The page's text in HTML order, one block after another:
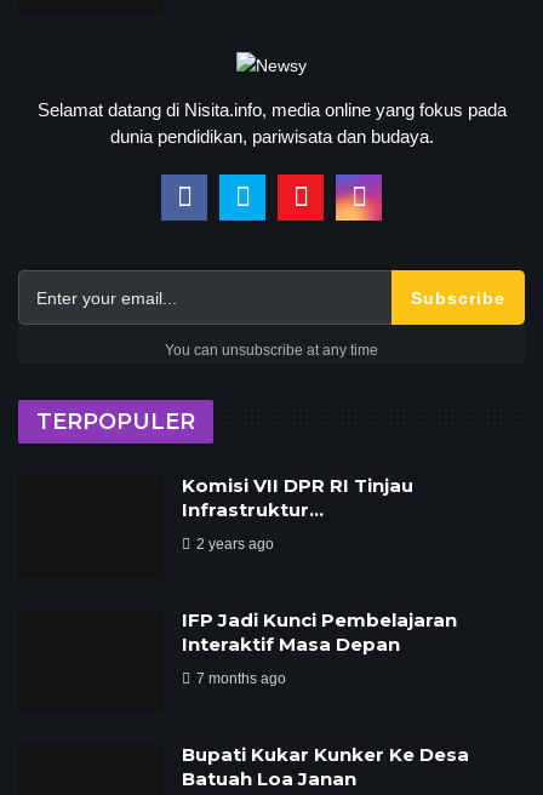
Selamat datang di Nisita.info, media online yang fokus pada
dunia pendidikan, pariwisata dan budaya.
Subscribe
You can unsubscribe at any time
TERPOPULER
Komisi VII DPR RI Tinjau
Infrastruktur…
2 years ago
IFP Jadi Kunci Pembelajaran
Interaktif Masa Depan
7 months ago
Bupati Kukar Kunker Ke Desa
Batuah Loa Janan